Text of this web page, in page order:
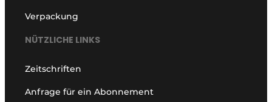
Verpackung
NÜTZLICHE LINKS
Zeitschriften
Anfrage für ein Abonnement